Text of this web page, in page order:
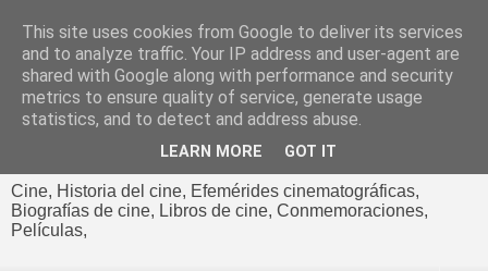
El cultural
cinematográfico de Jorge
Cine, Historia del cine, Efemérides cinematográficas,
Biografías de cine, Libros de cine, Conmemoraciones,
Películas,
This site uses cookies from Google to deliver its services
and to analyze traffic. Your IP address and user-agent are
shared with Google along with performance and security
metrics to ensure quality of service, generate usage
statistics, and to detect and address abuse.
LEARN MORE GOT IT